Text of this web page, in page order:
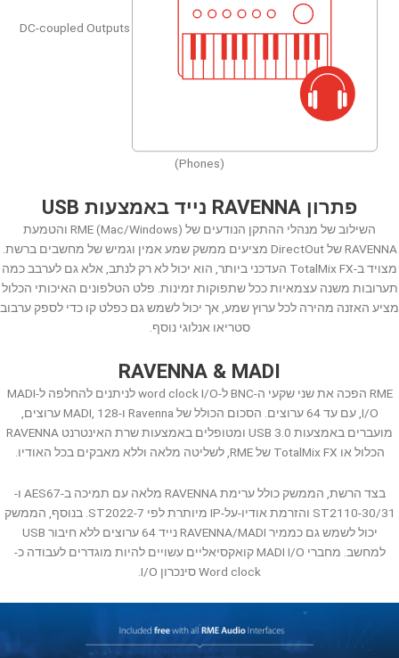
DC-coupled Outputs
(Phones)
פתרון RAVENNA נייד באמצעות USB
השילוב של מנהלי ההתקן הנודעים של RME (Mac/Windows) והטמעת
RAVENNA של DirectOut מציעים ממשק שמע אמין וגמיש של מחשבים ברשת.
מצויד ב-TotalMix FX העדכני ביותר, הוא יכול לא רק לנתב, אלא גם לערבב כמה
תערובות משנה עצמאיות ככל שתפוקות זמינות. פלט הטלפונים האיכותי הכלול
מציע האזנה מהירה לכל ערוץ שמע, אך יכול לשמש גם כפלט קו כדי לספק ערבוב
סטריאו אנלוגי נוסף.
RAVENNA & MADI
RME הפכה את שני שקעי ה-BNC ל-word clock I/O לניתנים להחלפה ל-MADI
I/O, עם עד 64 ערוצים. הסכום הכולל של Ravenna ו-MADI, 128 ערוצים,
מועברים באמצעות USB 3.0 ומטופלים באמצעות שרת האינטרנט RAVENNA
הכלול או TotalMix FX של RME, לשליטה מלאה וללא מאבקים בכל האודיו.
בצד הרשת, הממשק כולל ערימת RAVENNA מלאה עם תמיכה ב-AES67 ו-
ST2110-30/31 והזרמת אודיו-על-IP מיותרת לפי ST2022-7. בנוסף, הממשק
יכול לשמש גם כממיר RAVENNA/MADI נייד 64 ערוצים ללא חיבור USB
למחשב. מחברי MADI I/O קואקסיאליים עשויים להיות מוגדרים לעבודה כ-
Word clock סינכרון I/O.